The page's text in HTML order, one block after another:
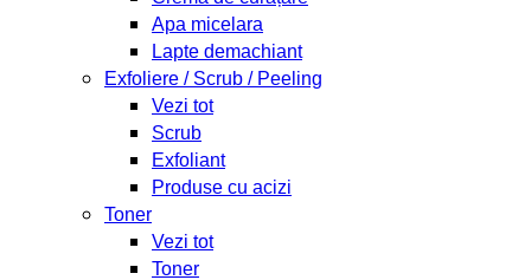
Apa micelara
Lapte demachiant
Exfoliere / Scrub / Peeling
Vezi tot
Scrub
Exfoliant
Produse cu acizi
Toner
Vezi tot
Toner